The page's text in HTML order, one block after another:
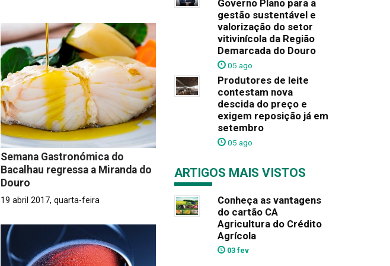
Semana Gastronómica do
Bacalhau regressa a Miranda do
Douro
19 abril 2017, quarta-feira
Governo Plano para a
gestão sustentável e
valorização do setor
vitivinícola da Região
Demarcada do Douro
05 ago
Produtores de leite
contestam nova
descida do preço e
exigem reposição já em
setembro
05 ago
ARTIGOS MAIS VISTOS
Conheça as vantagens
do cartão CA
Agricultura do Crédito
Agrícola
03 fev